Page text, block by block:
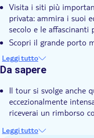
Visita i siti più
privata: ammira i suoi
secolo e le affascinanti
Scopri il grande porto
architettura del centro
dell'UNESCO
Esplora Piazza de
Dogi, l'Accademia di
Leggi tutto
Da sapere
Il tour si svolge anche
eccezionalmente
riceverai un rimborso
Leggi tutto